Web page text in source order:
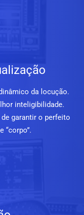
da locução.
inteligibilidade.
garantir o perfeito
“corpo”.